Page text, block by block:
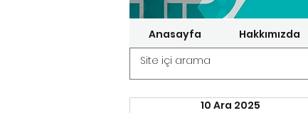
Anasayfa Hakkımızda
10 Ara 2025